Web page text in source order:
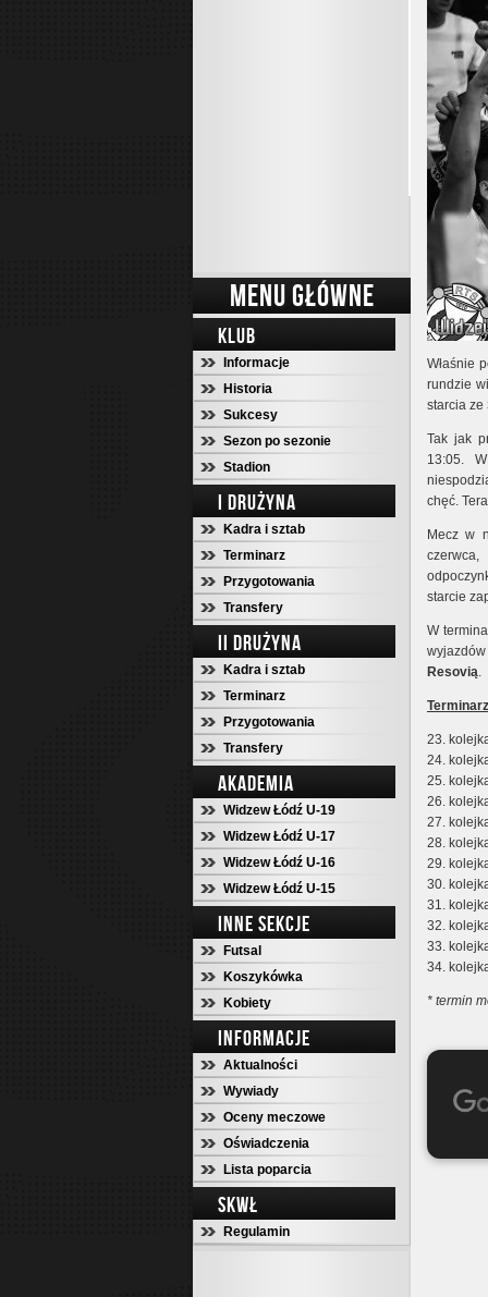
MENU GŁÓWNE
KLUB
Informacje
Historia
Sukcesy
Sezon po sezonie
Stadion
I DRUŻYNA
Kadra i sztab
Terminarz
Przygotowania
Transfery
II DRUŻYNA
Kadra i sztab
Terminarz
Przygotowania
Transfery
AKADEMIA
Widzew Łódź U-19
Widzew Łódź U-17
Widzew Łódź U-16
Widzew Łódź U-15
INNE SEKCJE
Futsal
Koszykówka
Kobiety
INFORMACJE
Aktualności
Wywiady
Oceny meczowe
Oświadczenia
Lista poparcia
SKWŁ
Regulamin
Właśnie
rundzie
starcia ze
Tak jak
13:05.
chęć.
Mecz w
starcie
W
Resovią.
23.
24.
25.
26.
27.
28.
29.
30.
31.
32.
33.
34.
* termin